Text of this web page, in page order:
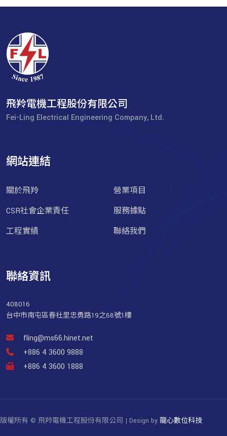
飛羚電機工程股份有限公司
Fei-Ling Electrical Engineering Company, Ltd.
網站連結
關於飛羚
營業項目
CSR社會企業責任
服務據點
工程實績
聯絡我們
聯絡資訊
408016
台中市南屯區春社里忠勇路19之68號1樓
fling@ms66.hinet.net
+886 4 3600 9888
+886 4 3600 1888
版權所有 © 飛羚電機工程股份有限公司 | Design by 龍心數位科技